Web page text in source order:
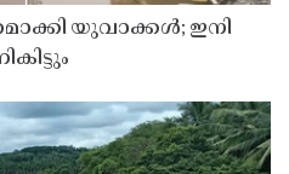
യുവാക്കൾ; ഇനി